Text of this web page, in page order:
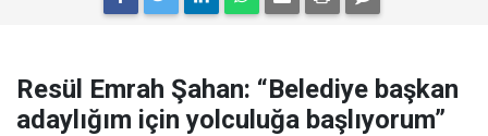
Resül Emrah Şahan: “Belediye başkan
adaylığım için yolculuğa başlıyorum”